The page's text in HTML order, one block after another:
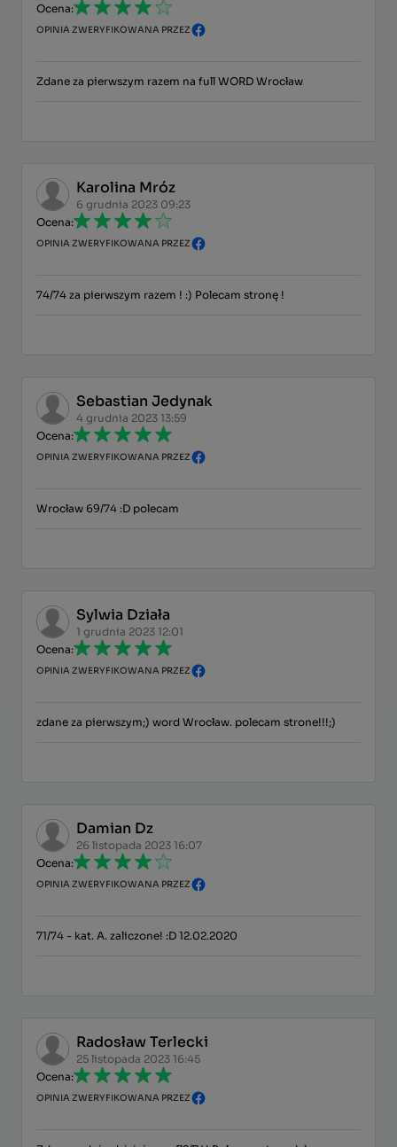
Ocena:
OPINIA ZWERYFIKOWANA PRZEZ
Zdane za pierwszym razem na full WORD Wrocław
Karolina Mróz
6 grudnia 2023 09:23
Ocena:
OPINIA ZWERYFIKOWANA PRZEZ
74/74 za pierwszym razem ! :) Polecam stronę !
Sebastian Jedynak
4 grudnia 2023 13:59
Ocena:
OPINIA ZWERYFIKOWANA PRZEZ
Wrocław 69/74 :D polecam
Sylwia Działa
1 grudnia 2023 12:01
Ocena:
OPINIA ZWERYFIKOWANA PRZEZ
zdane za pierwszym;) word Wrocław. polecam strone!!!;)
Damian Dz
26 listopada 2023 16:07
Ocena:
OPINIA ZWERYFIKOWANA PRZEZ
71/74 - kat. A. zaliczone! :D 12.02.2020
Radosław Terlecki
25 listopada 2023 16:45
Ocena:
OPINIA ZWERYFIKOWANA PRZEZ